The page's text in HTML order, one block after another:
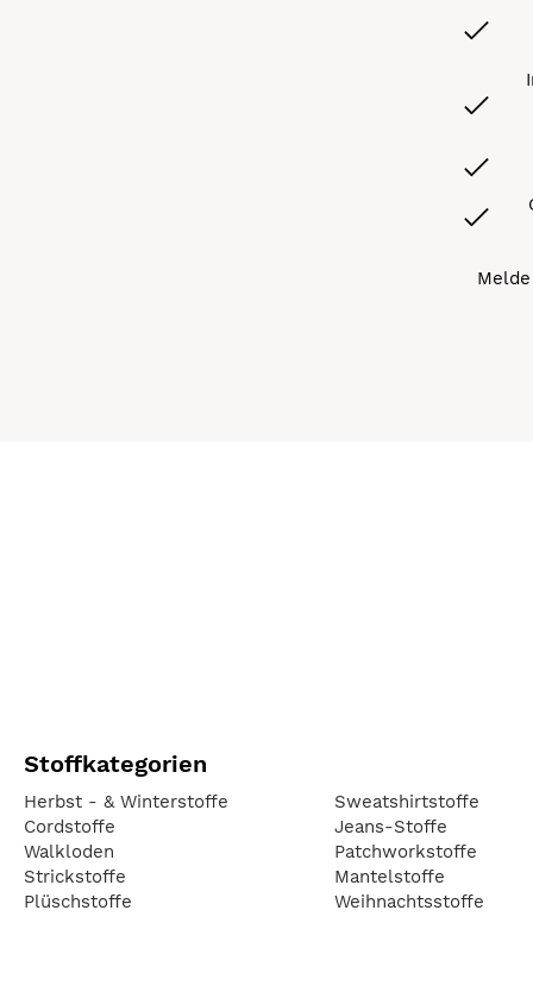
Stoffkategorien
Herbst - & Winterstoffe
Cordstoffe
Walkloden
Strickstoffe
Plüschstoffe
Sweatshirtstoffe
Jeans-Stoffe
Patchworkstoffe
Mantelstoffe
Weihnachtsstoffe